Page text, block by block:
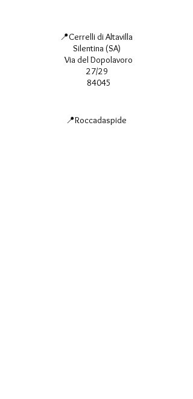
📍Cerrelli di Altavilla
Silentina (SA)
Via del Dopolavoro
27/29
84045
📍Roccadaspide